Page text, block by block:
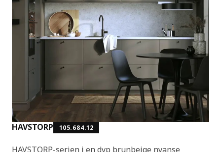
HAVSTORP 105.684.12
HAVSTORP-serien i en dyp brunbeige nyanse